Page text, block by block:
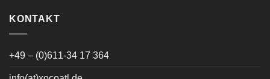
KONTAKT
+49 – (0)611-34 17 364